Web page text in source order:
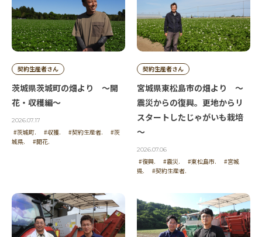
投稿者 | 草取り名人
美瑛のパッチワークの丘が好きで、何回も旅行で訪
んの木、セブンスターの木などなど、たくさんの風
景写真を撮影しては喜んでいました。その風景を支
えるのが畑。石川さんはそこで、ジャガイモを作っ
ていたとは記事を読んでビックリしました。あの広
大な農地、大自然の中で作られるジャガイモ、私に
も格別な思いがあります。そうそう、美瑛では秋の
収穫になるのですか？美味しいジャガイモ、今年も
しています。
契約生産者さん
茨城県茨城町の畑より ～開
花・収穫編～
2026.07.17
#茨城町. #収獲. #契約生産者.
#茨
城県.
#開花.
契約生産者さん
宮城県東松島市の畑より ～
震災からの復興。更地からリ
スタートしたじゃがいも栽培
～
2026.07.06
#復興. #震災. #東松島市.
#宮城
県.
#契約生産者.